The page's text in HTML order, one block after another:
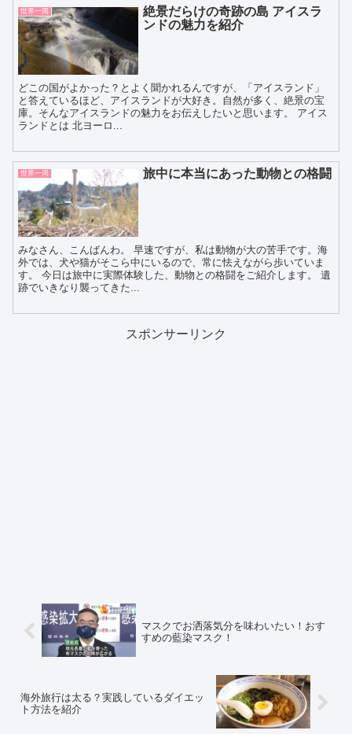
世界一周
絶景だらけの奇跡の島 アイスラ
ンドの魅力を紹介
どこの国がよかった？とよく聞かれるんですが、「アイスランド」
と答えているほど、アイスランドが大好き。自然が多く、絶景の宝
庫。そんなアイスランドの魅力をお伝えしたいと思います。 アイス
ランドとは 北ヨーロ...
世界一周 旅中に本当にあった動物との格闘
みなさん、こんばんわ。 早速ですが、私は動物が大の苦手です。海
外では、犬や猫がそこら中にいるので、常に怯えながら歩いていま
す。 今日は旅中に実際体験した、動物との格闘をご紹介します。 遺
跡でいきなり襲ってきた...
スポンサーリンク
マスクでお洒落気分を味わいたい！おす
すめの藍染マスク！
海外旅行は太る？実践しているダイエッ
ト方法を紹介